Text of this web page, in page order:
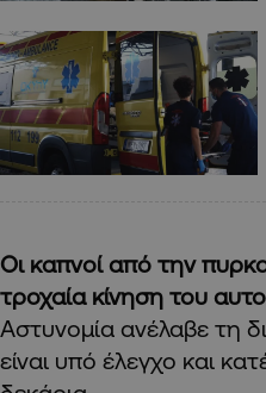
Οι καπνοί από την
τροχαία κίνηση του
Αστυνομία ανέλαβε τη
είναι υπό έλεγχο και